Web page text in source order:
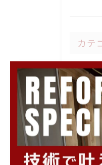
カテ
全ての
リフ
間取り
水回り
和室
求人